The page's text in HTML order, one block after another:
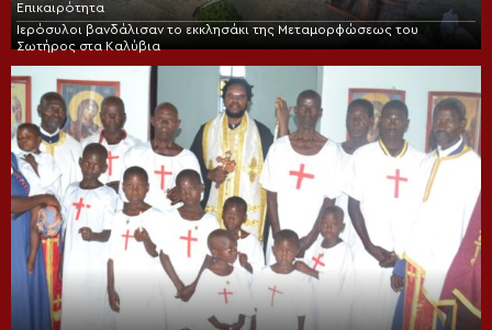
Επικαιρότητα
Ιερόσυλοι βανδάλισαν το εκκλησάκι της Μεταμορφώσεως του
Σωτήρος στα Καλύβια